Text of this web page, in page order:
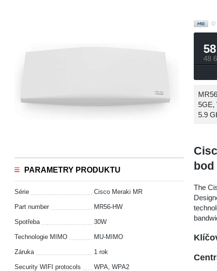
PARAMETRY PRODUKTU
Série Cisco Meraki MR
Part number MR56-HW
Spotřeba 30W
Technologie MIMO MU-MIMO
Záruka 1 rok
Security WIFI protocols WPA, WPA2
48
5GE,
5.9
bod
The